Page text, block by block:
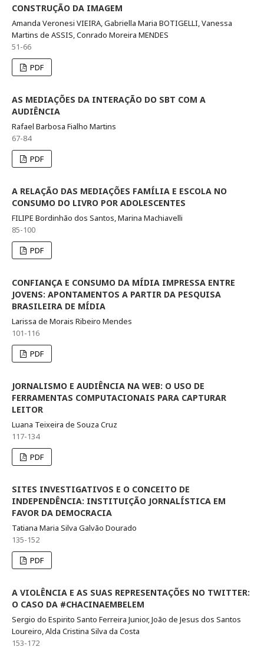
CONSTRUÇÃO DA IMAGEM
Amanda Veronesi VIEIRA, Gabriella Maria BOTIGELLI, Vanessa
Martins de ASSIS, Conrado Moreira MENDES
51-66
PDF
AS MEDIAÇÕES DA INTERAÇÃO DO SBT COM A
AUDIÊNCIA
Rafael Barbosa Fialho Martins
67-84
PDF
A RELAÇÃO DAS MEDIAÇÕES FAMÍLIA E ESCOLA NO
CONSUMO DO LIVRO POR ADOLESCENTES
FILIPE Bordinhão dos Santos, Marina Machiavelli
85-100
PDF
CONFIANÇA E CONSUMO DA MÍDIA IMPRESSA ENTRE
JOVENS: APONTAMENTOS A PARTIR DA PESQUISA
BRASILEIRA DE MÍDIA
Larissa de Morais Ribeiro Mendes
101-116
PDF
JORNALISMO E AUDIÊNCIA NA WEB: O USO DE
FERRAMENTAS COMPUTACIONAIS PARA CAPTURAR
LEITOR
Luana Teixeira de Souza Cruz
117-134
PDF
SITES INVESTIGATIVOS E O CONCEITO DE
INDEPENDÊNCIA: INSTITUIÇÃO JORNALÍSTICA EM
FAVOR DA DEMOCRACIA
Tatiana Maria Silva Galvão Dourado
135-152
PDF
A VIOLÊNCIA E AS SUAS REPRESENTAÇÕES NO TWITTER:
O CASO DA #CHACINAEMBELEM
Sergio do Espirito Santo Ferreira Junior, João de Jesus dos Santos
Loureiro, Alda Cristina Silva da Costa
153-172